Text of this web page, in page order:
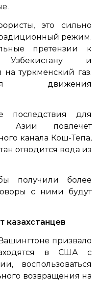
это сильно
режим.
претензии к
Узбекистану и
туркменский газ.
движения
последствия для
Азии повлечет
канала Кош-Тепа,
отводится вода из
получили более
с ними будут
казахстанцев
призвало
в США с
воспользоваться
возвращения на